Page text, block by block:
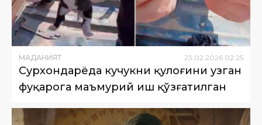
МАДАНИЯТ 23.02.2026 02:25
Сурхондарёда кучукни қулоғини узган
фуқарога маъмурий иш қўзғатилган